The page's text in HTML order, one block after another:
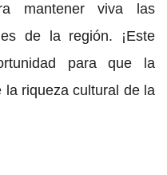
mantener viva las
de la región. ¡Este
para que la
la riqueza cultural de la